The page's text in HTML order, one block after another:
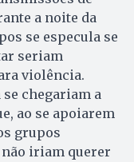
a noite da
se especula se
seriam
violência.
chegariam a
ao se apoiarem
grupos
iriam querer